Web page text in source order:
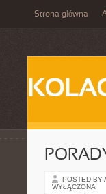
Strona główna
POSTED BY
WYŁĄCZONA